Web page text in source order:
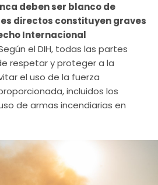
deben ser blanco de
directos constituyen graves
Internacional
el DIH, todas las partes
respetar y proteger a la
el uso de la fuerza
incluidos los
de armas incendiarias en